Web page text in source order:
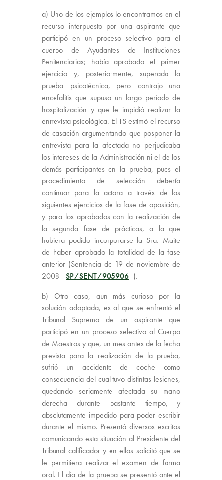
a) Uno de los ejemplos lo encontramos en el
recurso interpuesto por una aspirante que
participó en un proceso selectivo para el
cuerpo de Ayudantes de Instituciones
Penitenciarias; había aprobado el primer
ejercicio y, posteriormente, superado la
prueba psicotécnica, pero contrajo una
encefalitis que supuso un largo período de
hospitalización y que le impidió realizar la
entrevista psicológica. El TS estimó el recurso
de casación argumentando que posponer la
entrevista para la afectada no perjudicaba
los intereses de la Administración ni el de los
demás participantes en la prueba, pues el
procedimiento de selección debería
continuar para la actora a través de los
siguientes ejercicios de la fase de oposición,
y para los aprobados con la realización de
la segunda fase de prácticas, a la que
hubiera podido incorporarse la Sra. Maite
de haber aprobado la totalidad de la fase
anterior (Sentencia de 19 de noviembre de
2008 –SP/SENT/905906–).
b) Otro caso, aun más curioso por la
solución adoptada, es al que se enfrentó el
Tribunal Supremo de un aspirante que
participó en un proceso selectivo al Cuerpo
de Maestros y que, un mes antes de la fecha
prevista para la realización de la prueba,
sufrió un accidente de coche como
consecuencia del cual tuvo distintas lesiones,
quedando seriamente afectada su mano
derecha durante bastante tiempo, y
absolutamente impedido para poder escribir
durante el mismo. Presentó diversos escritos
comunicando esta situación al Presidente del
Tribunal calificador y en ellos solicitó que se
le permitiera realizar el examen de forma
oral. El día de la prueba se presentó ante el